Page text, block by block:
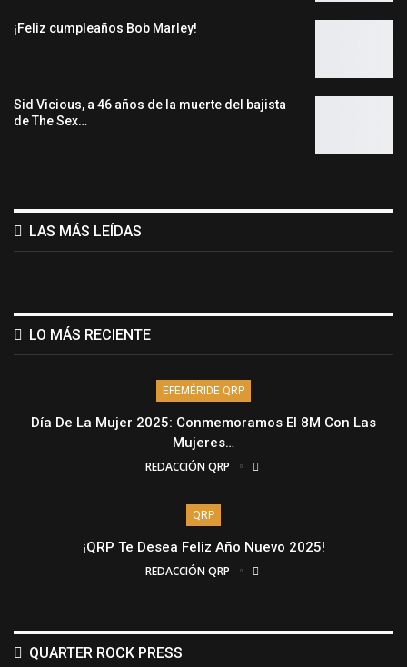
¡Feliz cumpleaños Bob Marley!
Sid Vicious, a 46 años de la muerte del bajista
de The Sex…
LAS MÁS LEÍDAS
LO MÁS RECIENTE
EFEMÉRIDE QRP
Día De La Mujer 2025: Conmemoramos El 8M Con Las
Mujeres…
REDACCIÓN QRP
QRP
¡QRP Te Desea Feliz Año Nuevo 2025!
REDACCIÓN QRP
QUARTER ROCK PRESS